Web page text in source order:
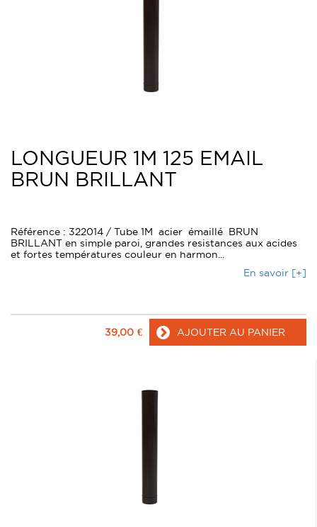
LONGUEUR 1M 125 EMAIL
BRUN BRILLANT
Référence : 322014 / Tube 1M acier émaillé BRUN
BRILLANT en simple paroi, grandes resistances aux acides
et fortes températures couleur en harmon...
En savoir [+]
39,00 € AJOUTER AU PANIER